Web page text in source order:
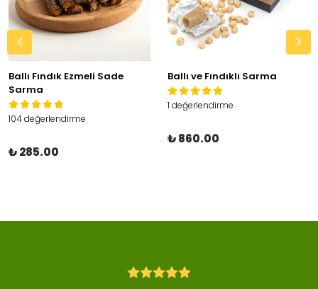
Ballı Fındık Ezmeli Sade
Sarma
104 değerlendirme
₺ 285.00
Ballı ve Fındıklı Sarma
1 değerlendirme
₺ 860.00